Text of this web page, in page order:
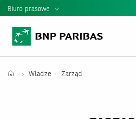
Biuro prasowe
Informacje Prasowe
Teczka Prasowa
Władze Zarząd